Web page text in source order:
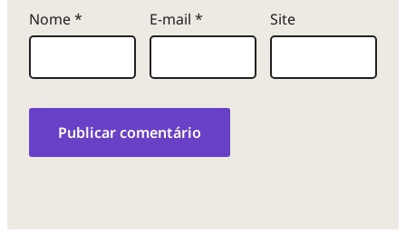
Nome* E-mail * Site